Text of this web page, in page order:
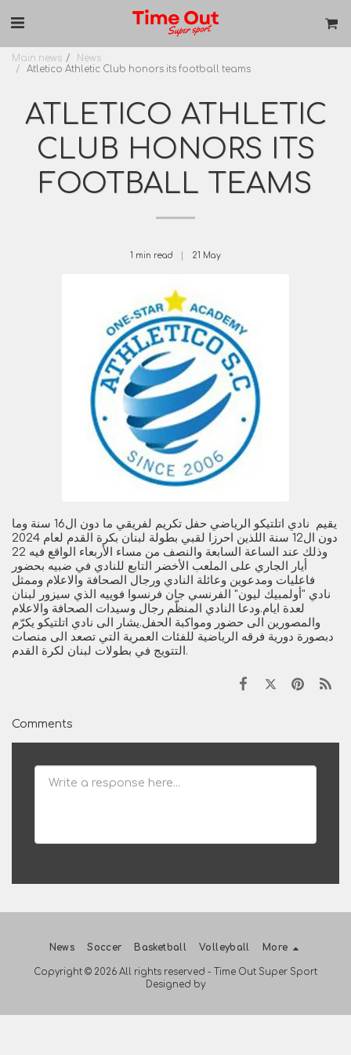
Main news
News
Atletico Athletic Club honors its football teams
ATLETICO ATHLETIC
CLUB HONORS ITS
FOOTBALL TEAMS
1 min read 21 May
يقيم نادي اتلتيكو الرياضي حفل تكريم لفريقي ما دون ال16 سنة وما
دون ال12 سنة اللذين احرزا لقبي بطولة لبنان بكرة القدم لعام 2024
وذلك عند الساعة السابعة والنصف من مساء الأربعاء الواقع فيه 22
أيار الجاري على الملعب الأخضر التابع للنادي في ضبيه بحضور
فاعليات ومدعوين وعائلة النادي ورجال الصحافة والاعلام وممثل
نادي "أولمبيك ليون" الفرنسي جان فرنسوا فوييه الذي سيزور لبنان
لعدة ايام.ودعا النادي المنظّم رجال وسيدات الصحافة والاعلام
والمصورين الى حضور ومواكبة الحفل.يشار الى نادي اتلتيكو يكرّم
دبصورة دورية فرقه الرياضية للفئات العمرية التي تصعد الى منصات
التتويج في بطولات لبنان لكرة القدم.
Comments
News Soccer Basketball Volleyball More
Copyright © 2026 All rights reserved -
Time Out Super Sport
Designed by